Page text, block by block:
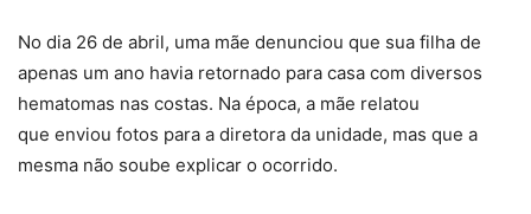
No dia 26 de abril, uma mãe denunciou que sua filha de
apenas um ano havia retornado para casa com diversos
hematomas nas costas. Na época, a mãe relatou
que enviou fotos para a diretora da unidade, mas que a
mesma não soube explicar o ocorrido.